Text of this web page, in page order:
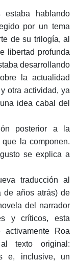
hablando
por un tema
de su trilogía, al
libertad profunda
desarrollando
la actualidad
otra actividad, ya
idea cabal del
posterior a la
la componen.
se explica a
traducción al
de años atrás) de
del narrador
y críticos, esta
Roa
texto original:
e, inclusive, un